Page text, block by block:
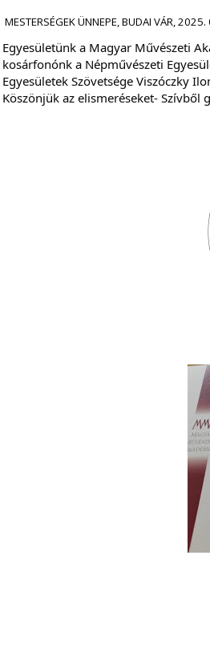
MESTERSÉGEK ÜNNEPE, BUDAI VÁR,
Egyesületünk a Magyar Művészeti
kosárfonónk a Népművészeti
Egyesületek Szövetsége Viszóczky
Köszönjük az elismeréseket-